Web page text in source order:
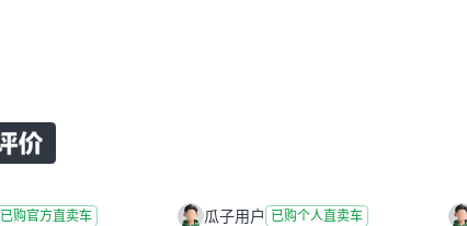
已购官方直卖车 瓜子用户 已购个人直卖车